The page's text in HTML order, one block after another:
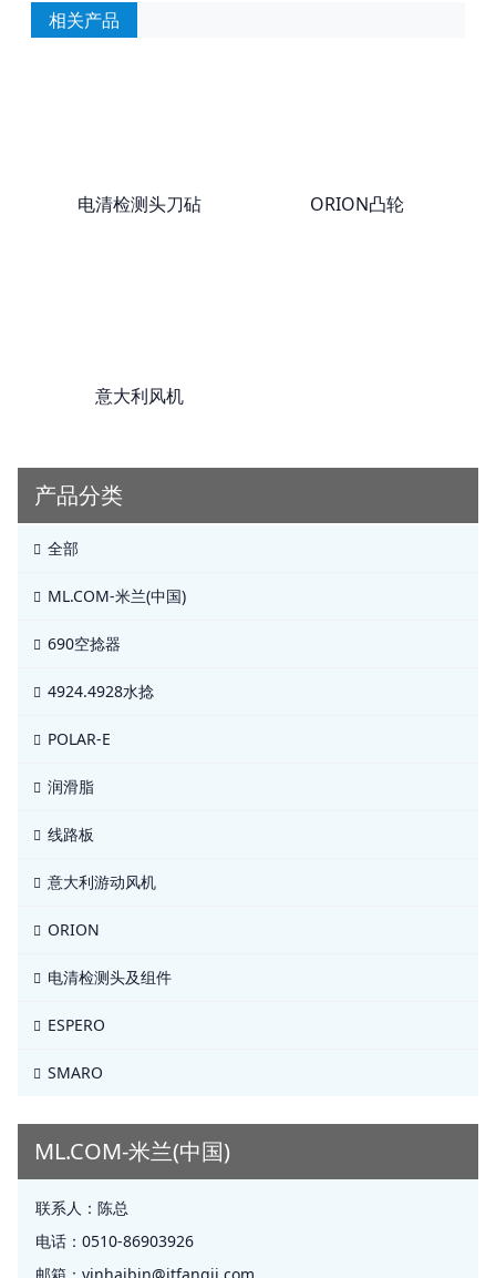
相关产品
电清检测头刀砧 ORION凸轮
意大利风机
产品分类
全部
ML.COM-米兰(中国)
690空捻器
4924.4928水捻
POLAR-E
润滑脂
线路板
意大利游动风机
ORION
电清检测头及组件
ESPERO
SMARO
ML.COM-米兰(中国)
联系人： 陈总
电话： 0510-86903926